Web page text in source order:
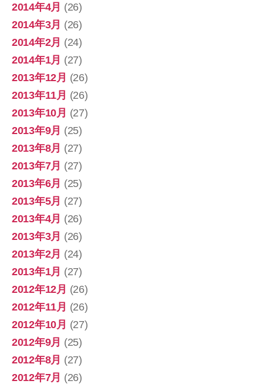
2014年4月 (26)
2014年3月 (26)
2014年2月 (24)
2014年1月 (27)
2013年12月 (26)
2013年11月 (26)
2013年10月 (27)
2013年9月 (25)
2013年8月 (27)
2013年7月 (27)
2013年6月 (25)
2013年5月 (27)
2013年4月 (26)
2013年3月 (26)
2013年2月 (24)
2013年1月 (27)
2012年12月 (26)
2012年11月 (26)
2012年10月 (27)
2012年9月 (25)
2012年8月 (27)
2012年7月 (26)